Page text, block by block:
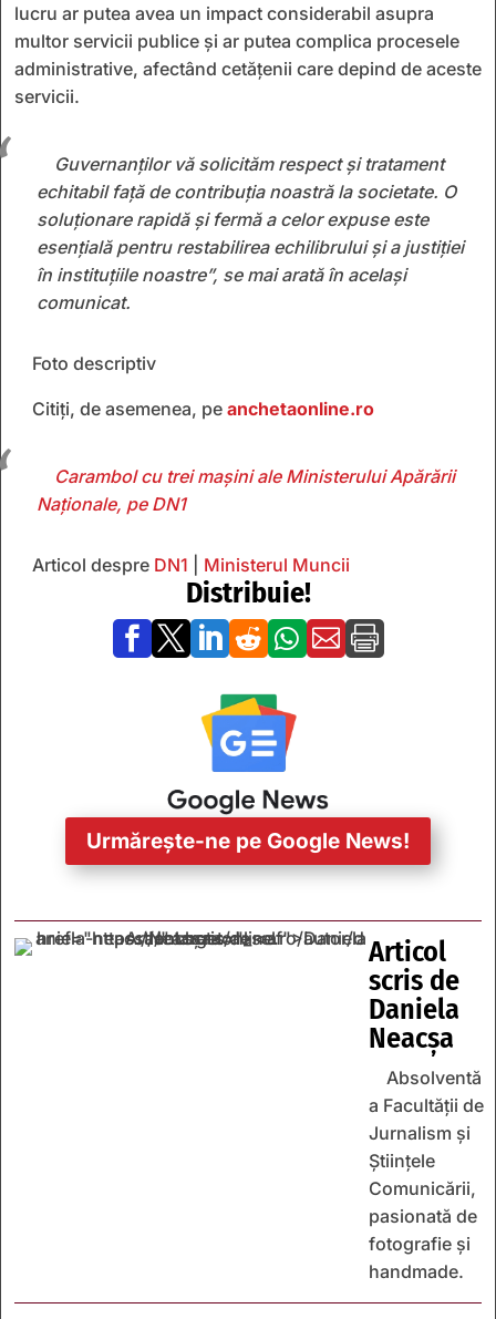
lucru ar putea avea un impact considerabil asupra
multor servicii publice și ar putea complica procesele
administrative, afectând cetățenii care depind de aceste
servicii.
Guvernanților vă solicităm respect și tratament
echitabil față de contribuția noastră la societate. O
soluționare rapidă și fermă a celor expuse este
esențială pentru restabilirea echilibrului și a justiției
în instituțiile noastre”, se mai arată în același
comunicat.
Foto descriptiv
Citiți, de asemenea, pe anchetaonline.ro
Carambol cu trei maşini ale Ministerului Apărării
Naţionale, pe DN1
Articol despre DN1 Ministerul Muncii
Distribuie!
      
Urmărește-ne pe Google News!
Articol
scris de
Daniela
Neacșa
Absolventă
a Facultății de
Jurnalism și
Științele
Comunicării,
pasionată de
fotografie și
handmade.